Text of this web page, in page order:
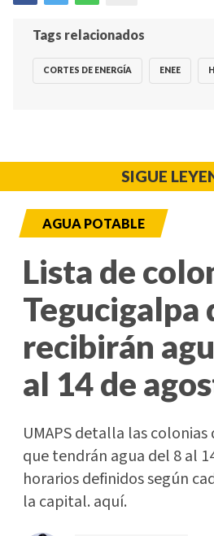
Tags relacionados
CORTES DE ENERGÍA ENEE
SIGUE
AGUA POTABLE
Lista de
Tegucigalpa
recibirán
al 14 de
UMAPS detalla las
que tendrán agua del 8 al
horarios definidos según
la capital. aquí.